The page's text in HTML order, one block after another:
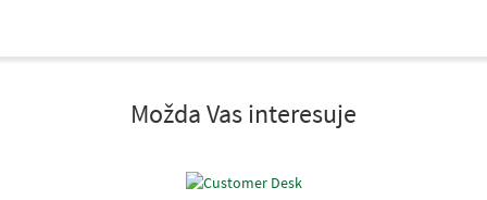
Možda Vas interesuje